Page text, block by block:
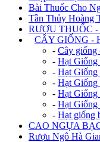
Bài Thuốc Cho
Tần Thủy Hoàng
RƯỢU THUỐC
CÂY GIỐNG -
- Cây giống
- Hạt Giống
- Hạt Giống
- Hạt Giống
- Hạt
- Hạt Giống
- Hạt giống
CAO NGỰA
Rượu Ngô Hà